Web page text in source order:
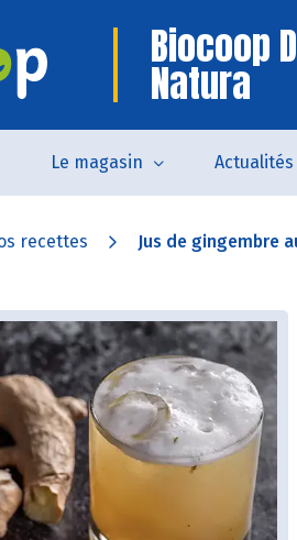
Biocoop
Natura
Le magasin Actualités
recettes Jus de gingembre